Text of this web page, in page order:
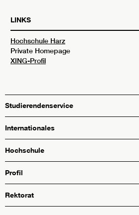
LINKS
Hochschule Harz
Private Homepage
XING-Profil
Studierendenservice
Internationales
Hochschule
Profil
Rektorat